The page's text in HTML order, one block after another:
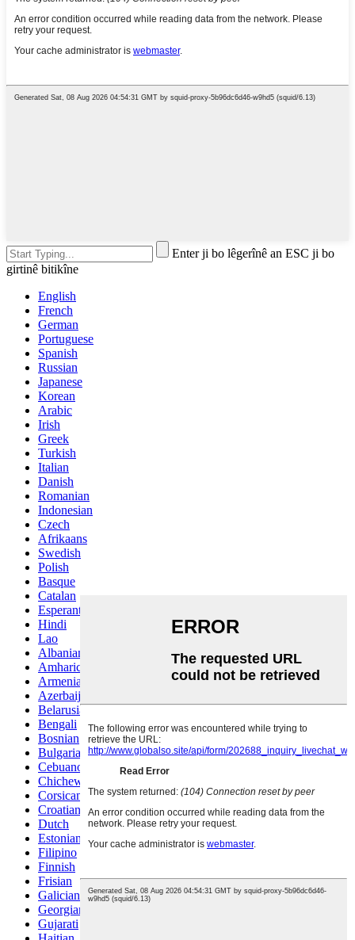
Enter ji bo lêgerînê an ESC ji bo
girtinê bitikîne
English
French
German
Portuguese
Spanish
Russian
Japanese
Korean
Arabic
Irish
Greek
Turkish
Italian
Danish
Romanian
Indonesian
Czech
Afrikaans
Swedish
Polish
Basque
Catalan
Esperanto
Hindi
Lao
Albanian
Amharic
Armenian
Azerbaijani
Belarusian
Bengali
Bosnian
Bulgarian
Cebuano
Chichewa
Corsican
Croatian
Dutch
Estonian
Filipino
Finnish
Frisian
Galician
Georgian
Gujarati